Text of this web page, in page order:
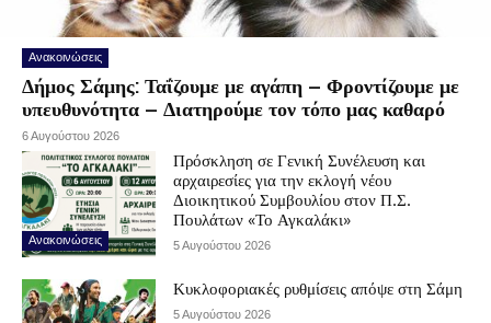
Ανακοινώσεις
Δήμος Σάμης: Ταΐζουμε με αγάπη – Φροντίζουμε με
υπευθυνότητα – Διατηρούμε τον τόπο μας καθαρό
6 Αυγούστου 2026
Ανακοινώσεις
Πρόσκληση σε Γενική Συνέλευση και
αρχαιρεσίες για την εκλογή νέου
Διοικητικού Συμβουλίου στον Π.Σ.
Πουλάτων «Το Αγκαλάκι»
5 Αυγούστου 2026
Κυκλοφοριακές ρυθμίσεις απόψε στη Σάμη
5 Αυγούστου 2026